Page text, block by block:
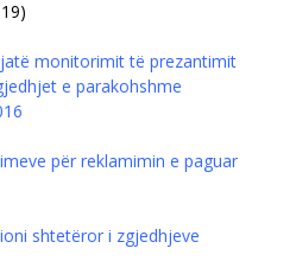
monitorimit të prezantimit
e parakohshme
për reklamimin e paguar
shtetëror i zgjedhjeve